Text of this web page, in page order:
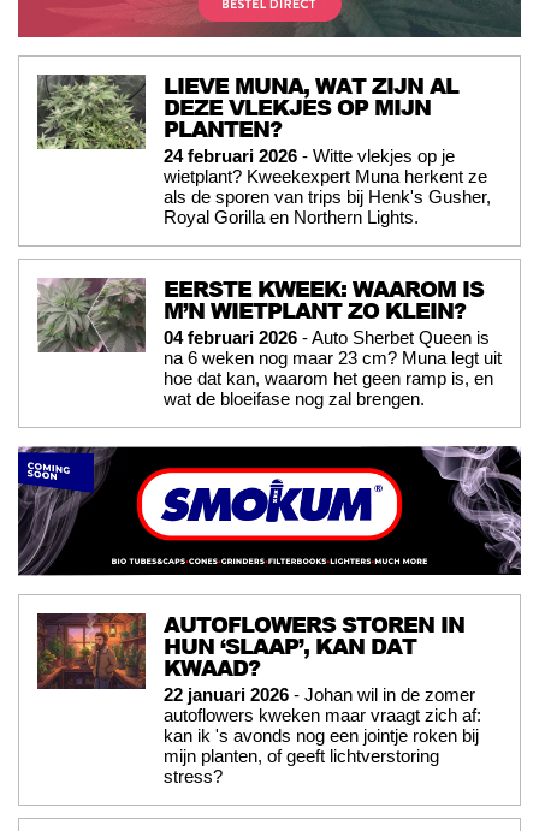
LIEVE MUNA, WAT ZIJN AL
DEZE VLEKJES OP MIJN
PLANTEN?
24 februari 2026 - Witte vlekjes op je
wietplant? Kweekexpert Muna herkent ze
als de sporen van trips bij Henk's Gusher,
Royal Gorilla en Northern Lights.
EERSTE KWEEK: WAAROM IS
M’N WIETPLANT ZO KLEIN?
04 februari 2026 - Auto Sherbet Queen is
na 6 weken nog maar 23 cm? Muna legt uit
hoe dat kan, waarom het geen ramp is, en
wat de bloeifase nog zal brengen.
AUTOFLOWERS STOREN IN
HUN ‘SLAAP’, KAN DAT
KWAAD?
22 januari 2026 - Johan wil in de zomer
autoflowers kweken maar vraagt zich af:
kan ik 's avonds nog een jointje roken bij
mijn planten, of geeft lichtverstoring
stress?